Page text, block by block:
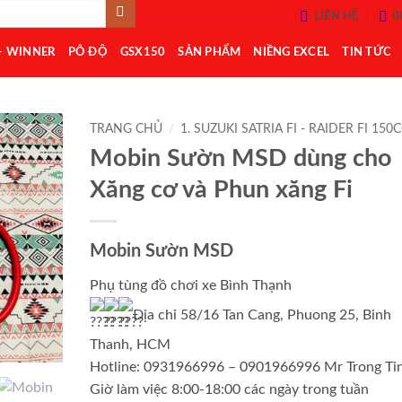
LIÊN HỆ
WINNER PÔ ĐỘ GSX150 SẢN PHẨM NIỀNG EXCEL TIN TỨC
Add to
Wishlist
TRANG CHỦ / 1. SUZUKI SATRIA FI - RAIDER FI
Mobin Sườn MSD dùng cho
Xăng cơ và Phun xăng Fi
Mobin Sườn MSD
Phụ tùng đồ chơi xe Bình Thạnh
Địa chỉ 58/16 Tan Cang, Phuong 25, Binh
Thanh, HCM
Hotline: 0931966996 – 0901966996 Mr Trong
Giờ làm việc 8:00-18:00 các ngày trong tuần